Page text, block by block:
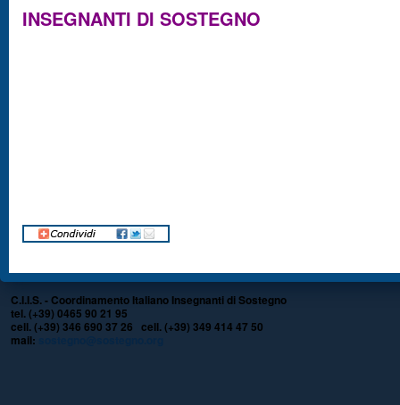
INSEGNANTI DI SOSTEGNO
C.I.I.S. - Coordinamento Italiano Insegnanti di Sostegno
tel. (+39) 0465 90 21 95
cell. (+39) 346 690 37 26 cell. (+39) 349 414 47 50
mail: